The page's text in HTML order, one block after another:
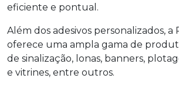
eficiente e pontual.
Além dos adesivos personalizados, a
oferece uma ampla gama de
de sinalização, lonas, banners,
e vitrines, entre outros.